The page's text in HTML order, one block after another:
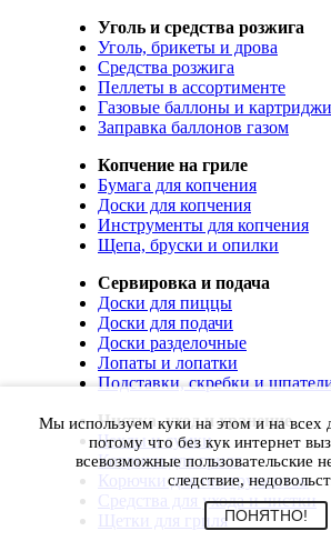
Уголь и средства розжига
Уголь, брикеты и дрова
Средства розжига
Пеллеты в ассортименте
Газовые баллоны и картриджи
Заправка баллонов газом
Копчение на гриле
Бумага для копчения
Доски для копчения
Инструменты для копчения
Щепа, бруски и опилки
Сервировка и подача
Доски для пиццы
Доски для подачи
Доски разделочные
Лопаты и лопатки
Подставки, скребки и
Чистка, уход и хранение
Чехлы и сумки
Коврики для гриля
Корючки для инструментов
Средства для ухода и чистки
Щетки для гриля
Мы используем куки на этом и на всех
потому что без кук интернет
всевозможные пользовательские
следствие,
ПОНЯТНО!